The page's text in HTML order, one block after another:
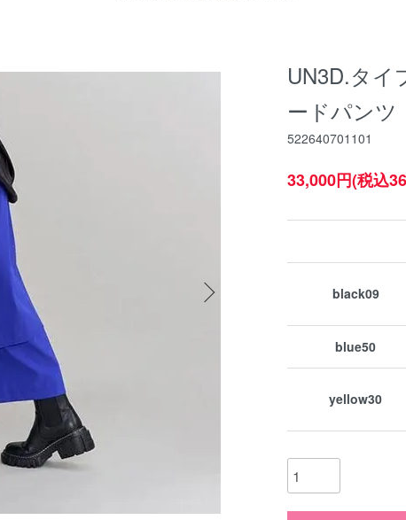
UN3D.タイ
ードパンツ
522640701101
33,000円(税込
black09
blue50
yellow30